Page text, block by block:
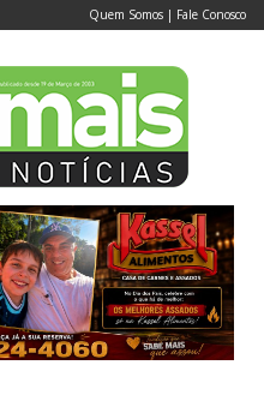
Quem Somos | Fale Conosco